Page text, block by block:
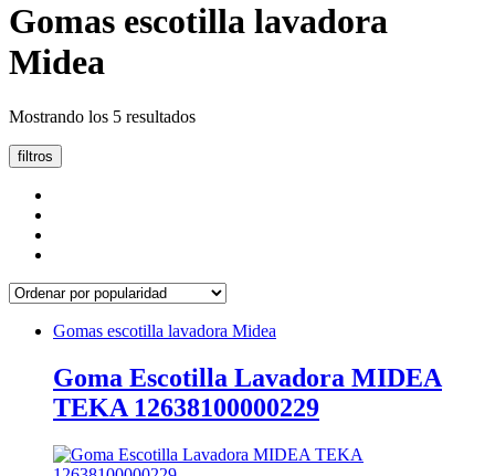
Gomas escotilla lavadora
Midea
Mostrando los 5 resultadosOrdenado
filtros
Gomas escotilla lavadora Midea
Goma Escotilla Lavadora MIDEA
TEKA 12638100000229